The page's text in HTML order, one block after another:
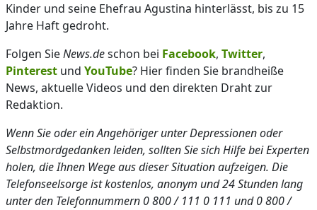
Kinder und seine Ehefrau Agustina hinterlässt, bis zu 15
Jahre Haft gedroht.
Folgen SieNews.deschon bei Facebook, Twitter,
Pinterest und YouTube? Hier finden Sie brandheiße
News, aktuelle Videos und den direkten Draht zur
Redaktion.
Wenn Sie oder ein Angehöriger unter Depressionen oder
Selbstmordgedanken leiden, sollten Sie sich Hilfe bei Experten
holen, die Ihnen Wege aus dieser Situation aufzeigen. Die
Telefonseelsorge ist kostenlos, anonym und 24 Stunden lang
unter den Telefonnummern 0 800 / 111 0 111 und 0 800 /